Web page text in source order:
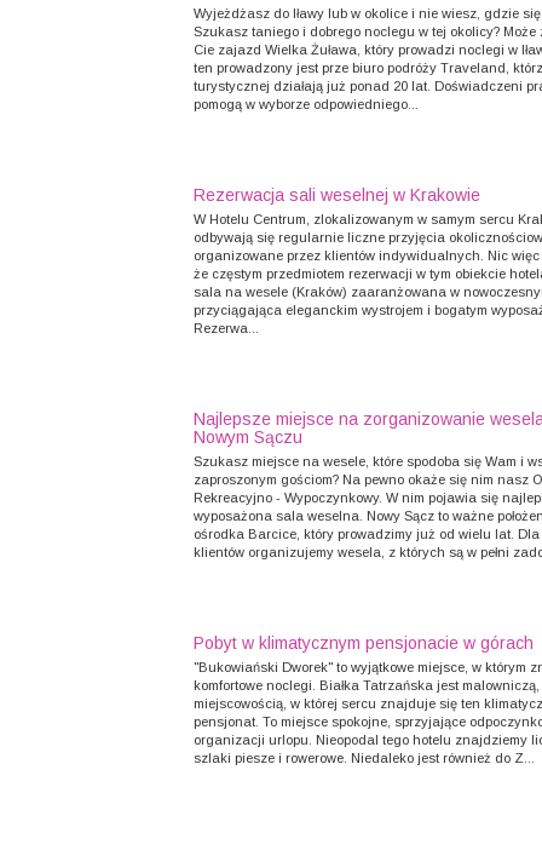
Wyjeżdżasz do Iławy lub w okolice i nie wiesz, gdzie
Szukasz taniego i dobrego noclegu w tej okolicy? Może
Cie zajazd Wielka Żuława, który prowadzi noclegi w
ten prowadzony jest prze biuro podróży Traveland,
turystycznej działają już ponad 20 lat. Doświadczeni
pomogą w wyborze odpowiedniego...
Rezerwacja sali weselnej w Krakowie
W Hotelu Centrum, zlokalizowanym w samym sercu
odbywają się regularnie liczne przyjęcia
organizowane przez klientów indywidualnych. Nic
że częstym przedmiotem rezerwacji w tym obiekcie
sala na wesele (Kraków) zaaranżowana w
przyciągająca eleganckim wystrojem i bogatym
Rezerwa...
Najlepsze miejsce na zorganizowanie
Nowym Sączu
Szukasz miejsce na wesele, które spodoba się Wam i
zaproszonym gościom? Na pewno okaże się nim nasz
Rekreacyjno - Wypoczynkowy. W nim pojawia się
wyposażona sala weselna. Nowy Sącz to ważne
ośrodka Barcice, który prowadzimy już od wielu lat.
klientów organizujemy wesela, z których są w pełni
Pobyt w klimatycznym pensjonacie w górach
"Bukowiański Dworek" to wyjątkowe miejsce, w którym
komfortowe noclegi. Białka Tatrzańska jest
miejscowością, w której sercu znajduje się ten
pensjonat. To miejsce spokojne, sprzyjające
organizacji urlopu. Nieopodal tego hotelu znajdziemy
szlaki piesze i rowerowe. Niedaleko jest również do Z...